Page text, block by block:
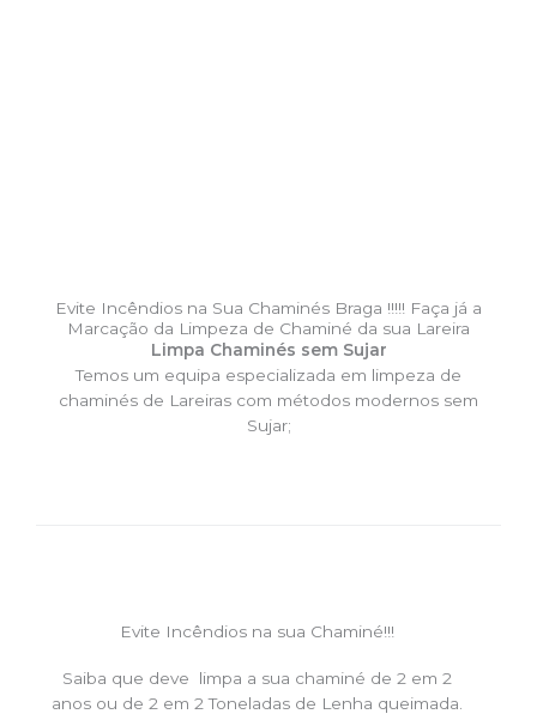
Evite Incêndios na Sua Chaminés Braga !!!!! Faça já a
Marcação da Limpeza de Chaminé da sua Lareira
Limpa Chaminés sem Sujar
Temos um equipa especializada em limpeza de
chaminés de Lareiras com métodos modernos sem
Sujar;
Evite Incêndios na sua Chaminé!!!
Saiba que deve limpa a sua chaminé de 2 em 2
anos ou de 2 em 2 Toneladas de Lenha queimada.